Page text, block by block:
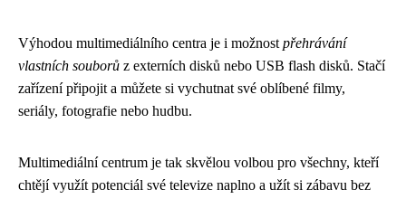
Výhodou multimediálního centra je i možnost přehrávání
vlastních souborů z externích disků nebo USB flash disků. Stačí
zařízení připojit a můžete si vychutnat své oblíbené filmy,
seriály, fotografie nebo hudbu.
Multimediální centrum je tak skvělou volbou pro všechny, kteří
chtějí využít potenciál své televize naplno a užít si zábavu bez